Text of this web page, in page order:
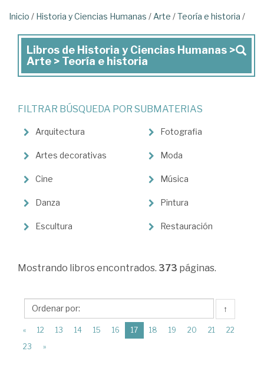
Inicio / Historia y Ciencias Humanas / Arte /Teoría e historia /
Libros
de
y
Ciencias
>
Arte
>
Teoría
Libros de Historia y Ciencias Humanas >
Arte > Teoría e historia
FILTRAR BÚSQUEDA POR SUBMATERIAS
Arquitectura
Artes decorativas
Cine
Danza
Escultura
Fotografia
Moda
Música
Pintura
Restauración
Mostrando libros encontrados. 373 páginas.
↑
« 12 13 14 15 16 17(current)
18 19 20 21
22
23
»